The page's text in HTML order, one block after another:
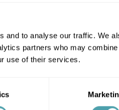
and to analyse our traffic. We
partners who may
use of their services.